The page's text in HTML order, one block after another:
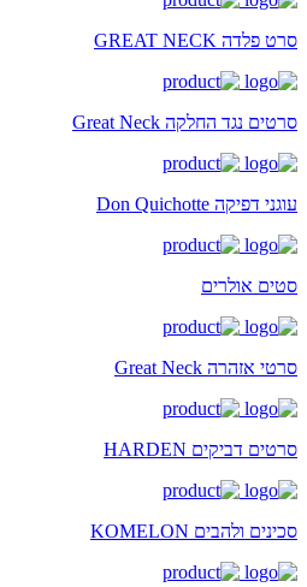
סרט פלדה GREAT NECK
סרטים נגד החלקה Great Neck
עוגני דפיקה Don Quichotte
סטים אולרים
סרטי אזהרה Great Neck
סרטים דביקים HARDEN
סכינים ולהבים KOMELON